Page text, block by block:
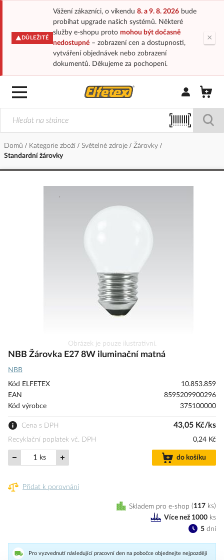
DŮLEŽITÉ
Vážení zákazníci, o víkendu 8. a 9. 8. 2026bude
probíhat upgrade našich systémů. Některé
služby e-shopu proto mohou být dočasně
nedostupné– zobrazení cen a dostupnosti,
vytváření objednávek nebo zobrazení
dokumentů. Děkujeme za pochopení.
×
Přihlásit/
Domů Kategorie zboží Světelné zdroje
Žárovky
Standardní žárovky
na
galerie
s
obrázky
Obrázek je pouze ilustrativní.
NBB Žárovka E27 8W iluminační matná
NBB
Kód ELFETEX
10.853.859
EAN
8595209900296
Kód výrobce
375100000
Cena s DPH 43,05 Kč/ks
Recyklační poplatek vč. DPH 0,24 Kč
ks do košíku
Přidat k porovnání
Skladem pro e-shop 117 ks
5 dní
Více než 1000 ks
Pro vyzvednutí následující pracovní den na pobočce objednejte nejpozději